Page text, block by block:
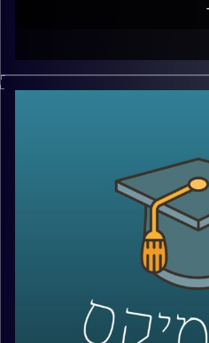
ממש היום לפני שנה הושבעה ממשלת ישראל ה-36 בראשות
ממשלה חליפי. הממשלה
לממשל לדבר על משילות,
נמצאים ועל שיטת הממשל
להאמין לפוליטיקאים –